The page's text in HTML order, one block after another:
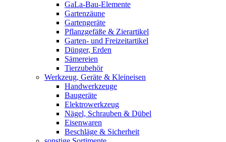
GaLa-Bau-Elemente
Gartenzäune
Gartengeräte
Pflanzgefäße & Zierartikel
Garten- und Freizeitartikel
Dünger, Erden
Sämereien
Tierzubehör
Werkzeug, Geräte & Kleineisen
Handwerkzeuge
Baugeräte
Elektrowerkzeug
Nägel, Schrauben & Dübel
Eisenwaren
Beschläge & Sicherheit